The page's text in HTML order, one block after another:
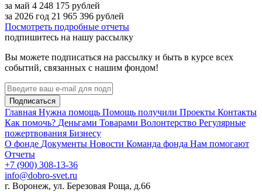
за май 4 248 175 рублей
за 2026 год 21 965 396 рублей
Посмотреть подробные отчеты
подпишитесь на нашу рассылку
Вы можете подписаться на рассылку и быть в курсе всех
событий, связанных с нашим фондом!
Подписаться
Главная Нужна помощь Помощь получили Проекты Контакты
Как помочь? Деньгами Товарами Волонтерство Регулярные
пожертвования Бизнесу
О фонде Документы Новости Команда фонда Нам помогают
Отчеты
+7 (900) 308-13-36
info@dobro-svet.ru
г. Воронеж, ул. Березовая Роща, д.66